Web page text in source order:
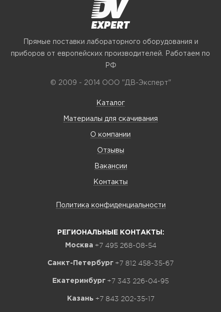
Прямые поставки лабораторного оборудования и
приборов от европейских производителей. Работаем по
РФ
© 2009 - 2014 ООО "ДВ-Эксперт"
Каталог
Материалы для скачивания
О компании
Отзывы
Вакансии
Контакты
Политика конфиденциальности
РЕГИОНАЛЬНЫЕ КОНТАКТЫ:
Москва +7 495 268-08-54
Санкт-Петербург +7 812 458-35-67
Екатеринбург +7 343 226-04-95
Казань +7 843 202-35-17